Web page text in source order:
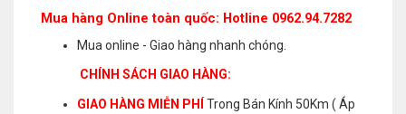
Mua hàng Online toàn quốc: Hotline 0962.94.7282
Mua online - Giao hàng nhanh chóng.
CHÍNH SÁCH GIAO HÀNG:
GIAO HÀNG MIỄN PHÍ
Trong Bán Kính 50Km ( Áp